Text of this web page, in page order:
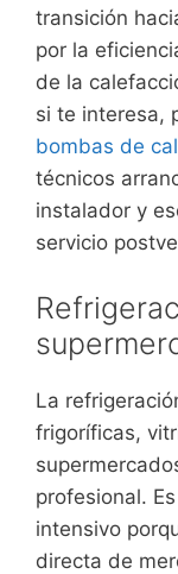
transición
por la
de la
si te interesa,
bombas de
técnicos
instalador y
servicio
La
frigoríficas,
profesional.
intensivo
directa de